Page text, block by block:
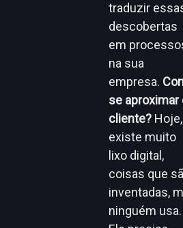
traduzir
descobertas
em
na sua
empresa.
se aproximar
cliente? Hoje,
existe muito
lixo digital,
coisas que
inventadas,
ninguém usa.